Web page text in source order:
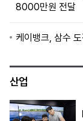
8000만원 전달
케이뱅크, 삼수
산업